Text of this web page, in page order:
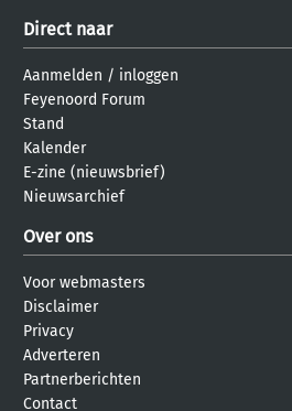
Direct naar
Aanmelden / inloggen
Feyenoord Forum
Stand
Kalender
E-zine (nieuwsbrief)
Nieuwsarchief
Over ons
Voor webmasters
Disclaimer
Privacy
Adverteren
Partnerberichten
Contact